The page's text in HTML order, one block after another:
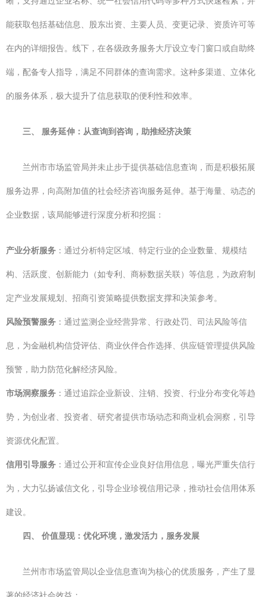
能获取包括基础信息、股东出资、主要人员、变更记录、资质许可等
在内的详细报告。线下，在各级政务服务大厅设立专门窗口或自助终
端，配备专人指导，满足不同群体的查询需求。这种多渠道、立体化
的服务体系，极大提升了信息获取的便利性和效率。
三、 服务延伸：从查询到咨询，助推经济决策
兰州市市场监管局并未止步于提供基础信息查询，而是积极拓展
服务边界，向高附加值的社会经济咨询服务延伸。基于海量、动态的
企业数据，该局能够进行深度分析和挖掘：
产业分析服务 ：通过分析特定区域、特定行业的企业数量、规模结
构、活跃度、创新能力（如专利、商标数据关联）等信息，为政府制
定产业发展规划、招商引资策略提供数据支撑和决策参考。
风险预警服务 ：通过监测企业经营异常、行政处罚、司法风险等信
息，为金融机构信贷评估、商业伙伴合作选择、供应链管理提供风险
预警，助力防范化解经济风险。
市场洞察服务 ：通过追踪企业新设、注销、投资、行业分布变化等趋
势，为创业者、投资者、研究者提供市场动态和商业机会洞察，引导
资源优化配置。
信用引导服务 ：通过公开和宣传企业良好信用信息，曝光严重失信行
为，大力弘扬诚信文化，引导企业珍视信用记录，推动社会信用体系
建设。
四、 价值显现：优化环境，激发活力，服务发展
兰州市市场监管局以企业信息查询为核心的优质服务，产生了显